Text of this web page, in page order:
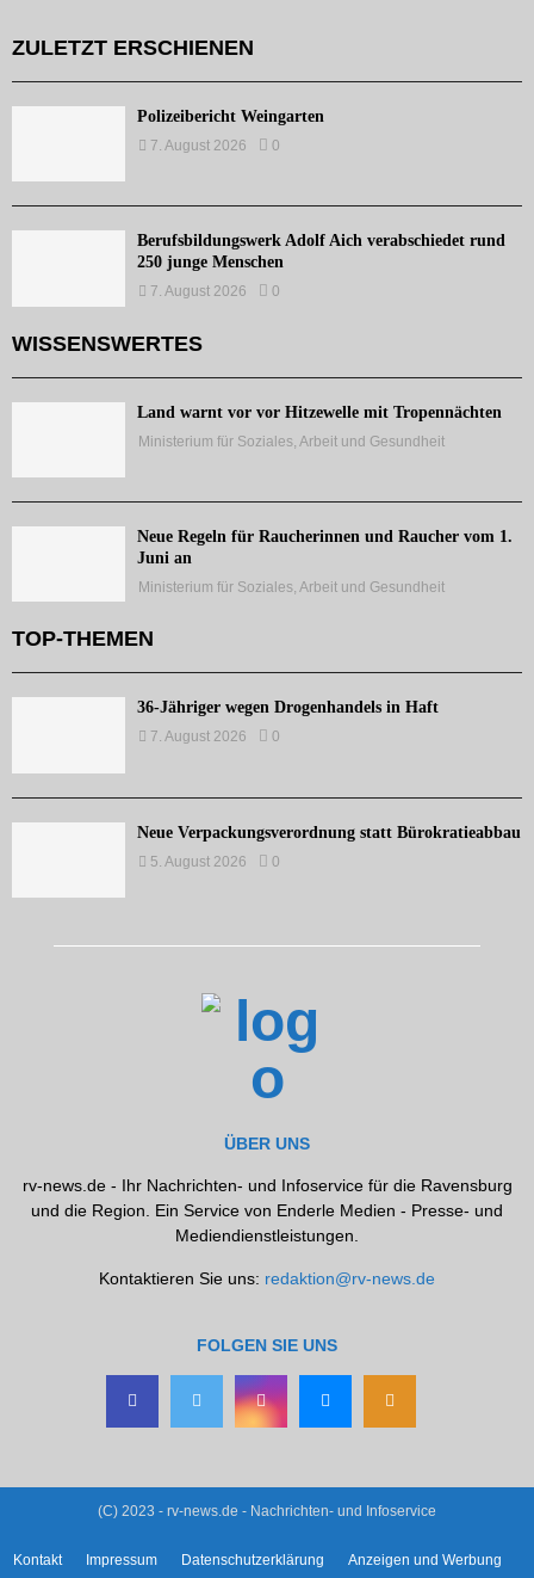
ZULETZT ERSCHIENEN
Polizeibericht Weingarten
7. August 2026 0
Berufsbildungswerk Adolf Aich verabschiedet rund
250 junge Menschen
7. August 2026 0
WISSENSWERTES
Land warnt vor vor Hitzewelle mit Tropennächten
Ministerium für Soziales, Arbeit und Gesundheit
Neue Regeln für Raucherinnen und Raucher vom 1.
Juni an
Ministerium für Soziales, Arbeit und Gesundheit
TOP-THEMEN
36-Jähriger wegen Drogenhandels in Haft
7. August 2026 0
Neue Verpackungsverordnung statt Bürokratieabbau
5. August 2026 0
ÜBER UNS
rv-news.de - Ihr Nachrichten- und Infoservice für die Ravensburg
und die Region. Ein Service von Enderle Medien - Presse- und
Mediendienstleistungen.
Kontaktieren Sie uns: redaktion@rv-news.de
FOLGEN SIE UNS
(C) 2023 - rv-news.de - Nachrichten- und Infoservice
Kontakt Impressum Datenschutzerklärung
Anzeigen und Werbung